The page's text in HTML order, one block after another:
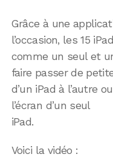
Grâce à une
l’occasion, les 15
comme un seul et
faire passer de
d’un iPad à l’autre
l’écran d’un seul
iPad.
Voici la vidéo :